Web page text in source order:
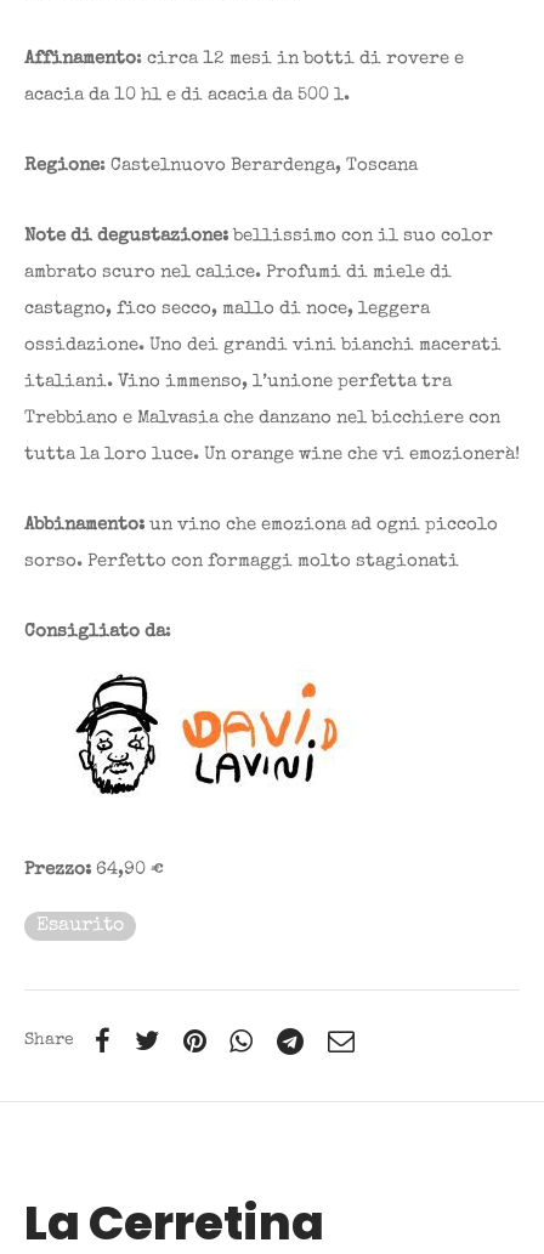
Affinamento: circa 12 mesi in botti di rovere e
acacia da 10 hl e di acacia da 500 l.
Regione: Castelnuovo Berardenga, Toscana
Note di degustazione: bellissimo con il suo color
ambrato scuro nel calice. Profumi di miele di
castagno, fico secco, mallo di noce, leggera
ossidazione. Uno dei grandi vini bianchi macerati
italiani. Vino immenso, l’unione perfetta tra
Trebbiano e Malvasia che danzano nel bicchiere con
tutta la loro luce. Un orange wine che vi emozionerà!
Abbinamento: un vino che emoziona ad ogni piccolo
sorso. Perfetto con formaggi molto stagionati
Consigliato da:
Prezzo: 64,90 €
Esaurito
Share
La Cerretina